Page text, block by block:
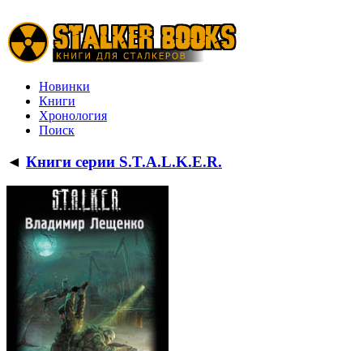
Новинки
Книги
Хронология
Поиск
◄ Книги серии S.T.A.L.K.E.R.